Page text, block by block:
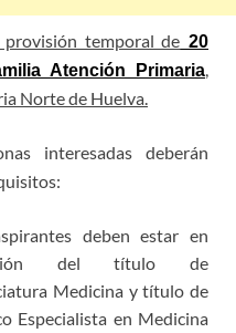
temporal de 20
Atención Primaria
Norte de Huelva.
interesadas deberán
deben estar en
del título de
Medicina y título de
Especialista en Medicina